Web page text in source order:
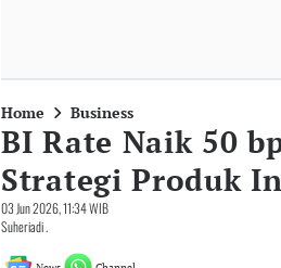
Home Business
BI Rate Naik 50
Strategi Produk
03 Jun 2026, 11:34 WIB
Suheriadi .